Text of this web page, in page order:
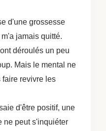
d'une grossesse
jamais quitté.
déroulés un peu
Mais le mental ne
faire revivre les
d'être positif, une
ne peut s'inquiéter